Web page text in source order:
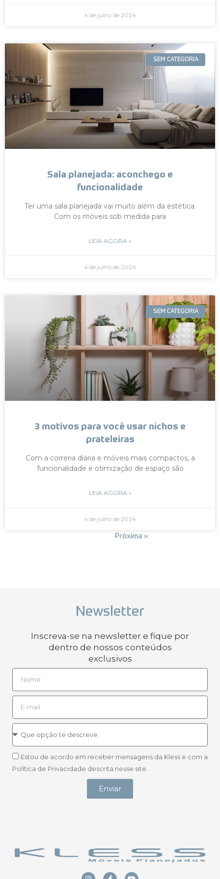
4 de julho de 2024
SEM CATEGORIA
Sala planejada: aconchego e
funcionalidade
Ter uma sala planejada vai muito além da estética.
Com os móveis sob medida para
LEIA AGORA »
4 de julho de 2024
SEM CATEGORIA
3 motivos para você usar nichos e
prateleiras
Com a correria diária e móveis mais compactos, a
funcionalidade e otimização de espaço são
LEIA AGORA »
4 de julho de 2024
Próxima »
Newsletter
Inscreva-se na newsletter e fique por
dentro de nossos conteúdos
exclusivos
Estou de acordo em receber mensagens da Kless e com a
Política de Privacidade descrita nesse site.
Enviar